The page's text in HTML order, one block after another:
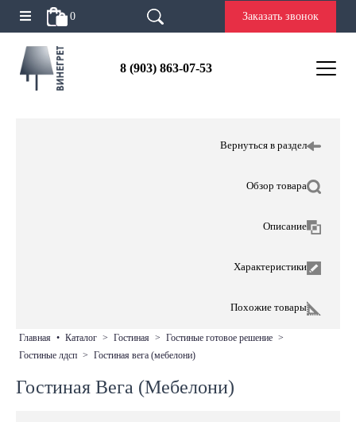
0 Заказать звонок
8 (903) 863-07-53
Вернуться в раздел
Обзор товара
Описание
Характеристики
Похожие товары
главная • каталог > гостиная > гостиные готовое решение >
гостиные лдсп > гостиная вега (мебелони)
Гостиная Вега (Мебелони)